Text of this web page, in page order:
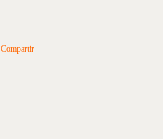
Compartir |